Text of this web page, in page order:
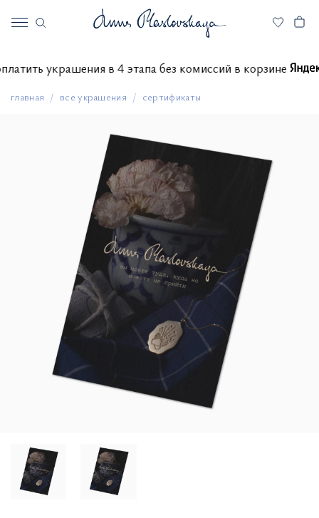
оплатить украшения в 4 этапа без комиссий в корзине
главная все украшения сертификаты